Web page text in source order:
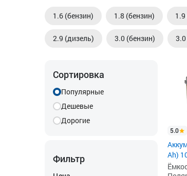
1.6 (бензин) 1.8 (бензин)
2.9 (дизель) 3.0 (бензин)
Сортировка
Популярные
Дешевые
Дорогие
Фильтр
5.0
Ah)